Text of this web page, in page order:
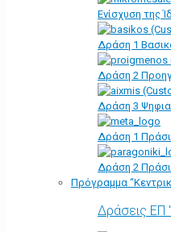
Ενίσχυση της
Δράση 1
Δράση 2
Δράση 3
Δράση 1
Δράση 2
Πρόγραμμα
Δράσεις ΕΠ